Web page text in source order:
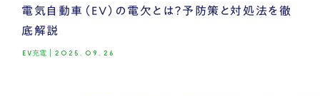
電気自動車（EV）の電欠とは？予防策と対処法を徹
底解説
EV充電 2025.09.26